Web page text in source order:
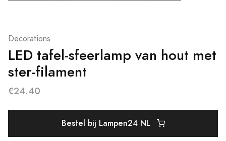
Decorations
LED tafel-sfeerlamp van hout met
ster-filament
€24.40
Bestel bij Lampen24 NL